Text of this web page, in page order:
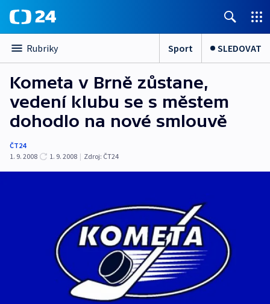
Rubriky Sport SLEDOVAT
Kometa v Brně zůstane,
vedení klubu se s městem
dohodlo na nové smlouvě
ČT24
1. 9. 2008
1. 9. 2008 | Zdroj: ČT24